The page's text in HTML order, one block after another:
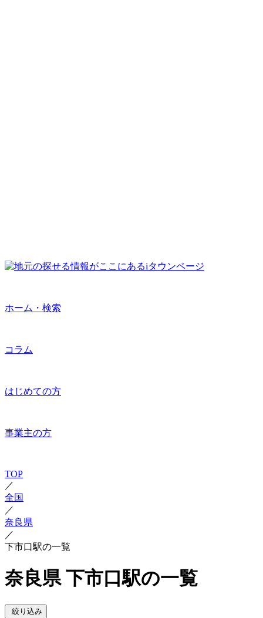
ホーム・検索
コラム
はじめての方
事業主の方
TOP
／
全国
／
奈良県
／
下市口駅の一覧
奈良県 下市口駅の一覧
絞り込み